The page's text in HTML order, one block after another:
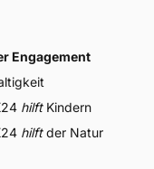
Engagement
hilftKindern
hilftder Natur